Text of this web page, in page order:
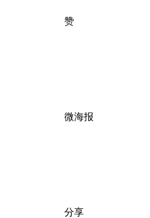
赞
微海报
分享